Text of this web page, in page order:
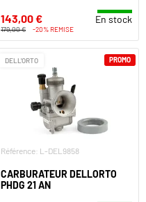
143,00 € En stock
179,00 € -20% REMISE
DELL'ORTO
Référence: L-DEL9858
CARBURATEUR DELLORTO
PHDG 21 AN
PROMO